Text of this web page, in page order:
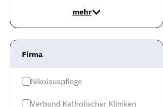
mehr
Firma
Nikolauspflege
Verbund Katholischer Kliniken